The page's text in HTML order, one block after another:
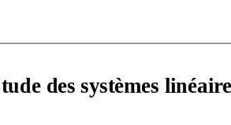
des systèmes